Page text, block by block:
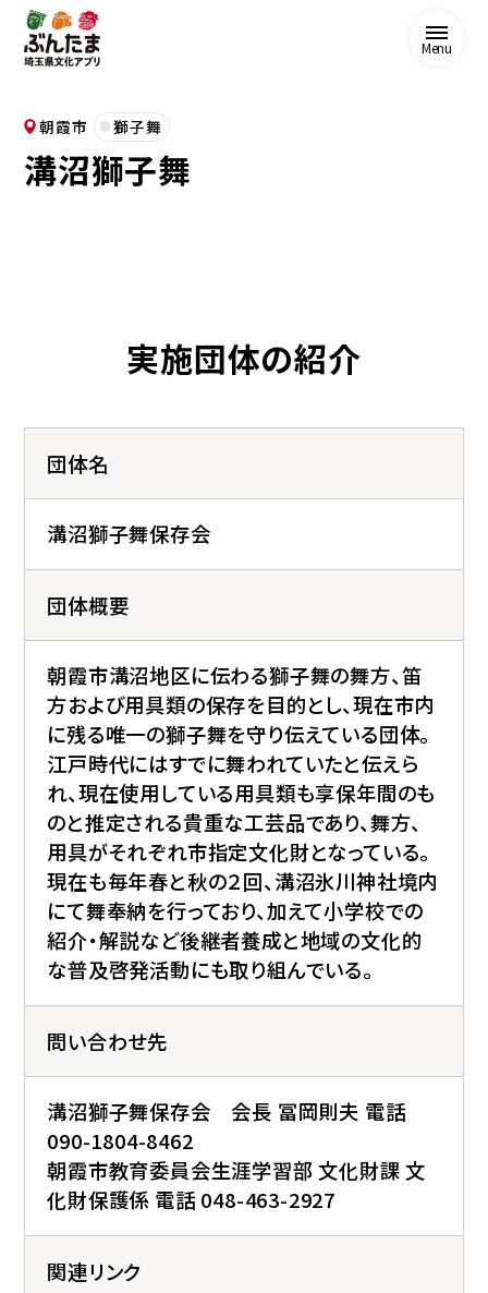
Menu
朝霞市 獅子舞
溝沼獅子舞
実施団体の紹介
団体名
溝沼獅子舞保存会
団体概要
朝霞市溝沼地区に伝わる獅子舞の舞方、笛
方および用具類の保存を目的とし、現在市内
に残る唯一の獅子舞を守り伝えている団体。
江戸時代にはすでに舞われていたと伝えら
れ、現在使用している用具類も享保年間のも
のと推定される貴重な工芸品であり、舞方、
用具がそれぞれ市指定文化財となっている。
現在も毎年春と秋の２回、溝沼氷川神社境内
にて舞奉納を行っており、加えて小学校での
紹介・解説など後継者養成と地域の文化的
な普及啓発活動にも取り組んでいる。
問い合わせ先
溝沼獅子舞保存会 会長 冨岡則夫 電話
090-1804-8462
朝霞市教育委員会生涯学習部 文化財課 文
化財保護係 電話 048-463-2927
関連リンク